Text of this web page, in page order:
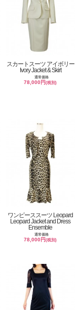
スカートスーツ アイボリー
Ivory Jacket & Skirt
通常価格
78,000円(税別)
ワンピーススーツ Leopard
Leopard Jacket and Dress
Ensemble
通常価格
78,000円(税別)